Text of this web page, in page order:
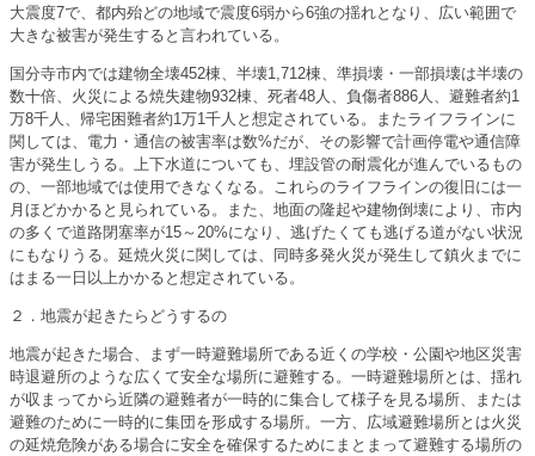
大震度7で、都内殆どの地域で震度6弱から6強の揺れとなり、広い範囲で
大きな被害が発生すると言われている。
国分寺市内では建物全壊452棟、半壊1,712棟、準損壊・一部損壊は半壊の
数十倍、火災による焼失建物932棟、死者48人、負傷者886人、避難者約1
万8千人、帰宅困難者約1万1千人と想定されている。またライフラインに
関しては、電力・通信の被害率は数%だが、その影響で計画停電や通信障
害が発生しうる。上下水道についても、埋設管の耐震化が進んでいるもの
の、一部地域では使用できなくなる。これらのライフラインの復旧には一
月ほどかかると見られている。また、地面の隆起や建物倒壊により、市内
の多くで道路閉塞率が15～20%になり、逃げたくても逃げる道がない状況
にもなりうる。延焼火災に関しては、同時多発火災が発生して鎮火までに
はまる一日以上かかると想定されている。
２．地震が起きたらどうするの
地震が起きた場合、まず一時避難場所である近くの学校・公園や地区災害
時退避所のような広くて安全な場所に避難する。一時避難場所とは、揺れ
が収まってから近隣の避難者が一時的に集合して様子を見る場所、または
避難のために一時的に集団を形成する場所。一方、広域避難場所とは火災
の延焼危険がある場合に安全を確保するためにまとまって避難する場所の